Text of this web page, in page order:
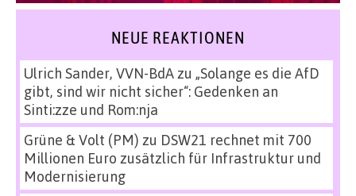
NEUE REAKTIONEN
Ulrich Sander, VVN-BdAzu „Solange es die AfD
gibt, sind wir nicht sicher“: Gedenken an
Sinti:zze und Rom:nja
Grüne & Volt (PM) zu DSW21 rechnet mit 700
Millionen Euro zusätzlich für Infrastruktur und
Modernisierung